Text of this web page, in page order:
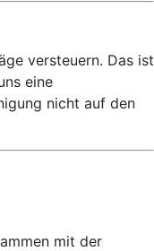
versteuern. Das ist
eine
nicht auf den
mit der